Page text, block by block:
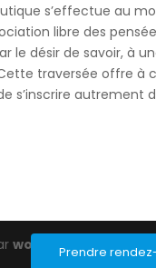
Prendre
s’effectue au
libre des
le désir de savoir, à
traversée offre à
s’inscrire autrement
wordpress-